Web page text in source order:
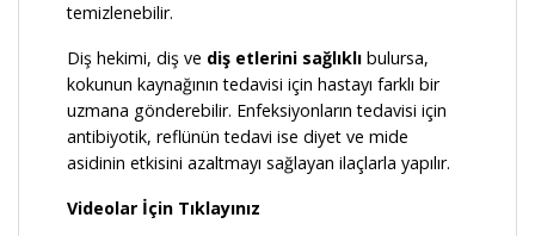
temizlenebilir.
Diş hekimi, diş ve diş etlerini sağlıklı bulursa,
kokunun kaynağının tedavisi için hastayı farklı bir
uzmana gönderebilir. Enfeksiyonların tedavisi için
antibiyotik, reflünün tedavi ise diyet ve mide
asidinin etkisini azaltmayı sağlayan ilaçlarla yapılır.
Videolar İçin Tıklayınız